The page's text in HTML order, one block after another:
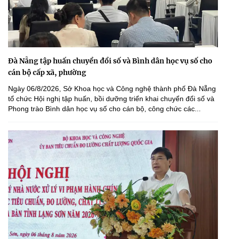
Đà Nẵng tập huấn chuyển đổi số và Bình dân học vụ số cho
cán bộ cấp xã, phường
Ngày 06/8/2026, Sở Khoa học và Công nghệ thành phố Đà Nẵng
tổ chức Hội nghị tập huấn, bồi dưỡng triển khai chuyển đổi số và
Phong trào Bình dân học vụ số cho cán bộ, công chức các...